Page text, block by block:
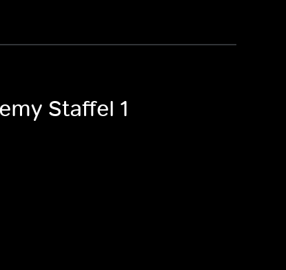
Staffel 1